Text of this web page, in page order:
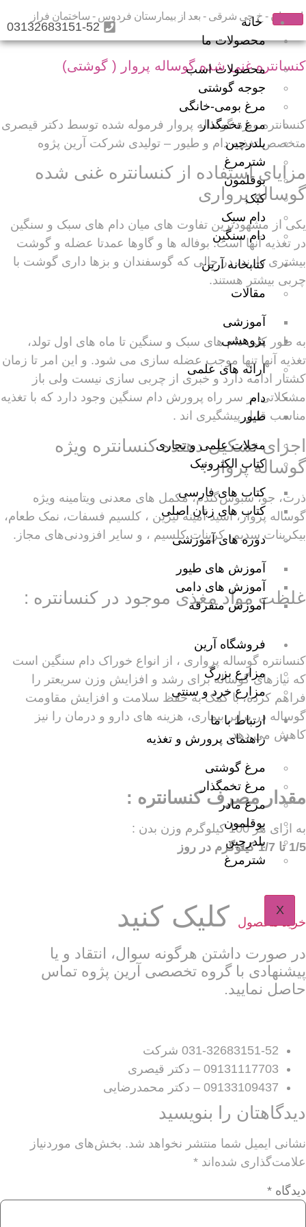
اصفهان - خ جی شرقی - بعد از بیمارستان فردوس - ساختمان فراز
03132683151-52
خانه
محصولات ما
محصولات اسب
جوجه گوشتی
مرغ بومی-خانگی
مرغ تخمگذار
بلدرچین
شترمرغ
بوقلمون
کبک
دام سبک
دام سنگین
کتابخانه آرین
مقالات
آموزشی
پژوهشی
ارائه های علمی
دام
طیور
مجلات علمی و تجاری
کتاب الکترونیک
کتاب های فارسی
کتاب های زبان اصلی
دوره های آموزشی
آموزش های طیور
آموزش های دامی
آموزش متفرقه
فروشگاه آرین
مزارع بزرگ
مزارع خرد و سنتی
ارتباط با ما
راهنمای پرورش و تغذیه
مرغ گوشتی
مرغ تخمگذار
مرغ مادر
بوقلمون
بلدرچین
شترمرغ
X
کنسانتره غنی شده گوساله پروار ( گوشتی)
کنسانتره ویژه گوساله پروار فرموله شده توسط دکتر قیصری
متخصص تغذیه دام و طیور – تولیدی شرکت آرین پژوه
مزایای استفاده از کنسانتره غنی شده
گوساله پرواری
یکی از مشهودترین تفاوت های میان دام های سبک و سنگین
در تغذیه آنها است. بوفاله ها و گاوها عمدتا عضله و گوشت
بیشتری دارند، در حالی که گوسفندان و بزها داری گوشت با
چربی بیشتر هستند.
به طور کلی دام های سبک و سنگین تا ماه های اول تولد،
تغذیه آنها تنها موجب عضله سازی می شود. و این امر تا زمان
کشتار ادامه دارد و خبری از چربی سازی نیست ولی باز
مشکلاتی بر سر راه پرورش دام سنگین وجود دارد که با تغذیه
مناسب قابل پیشگیری اند .
اجزای تشکیل دهنده کنسانتره ویژه
گوساله پروار :
ذرت، جو، سبوس‌گندم، مکمل های معدنی ویتامینه ویژه
گوساله پروار، اسید آمینه لیزین ، کلسیم فسفات، نمک طعام،
بیکربنات سدیم، کربنات کلسیم ، و سایر افزودنی‌های مجاز.
غلظت مواد مغذی موجود در کنسانتره :
کنسانتره گوساله پرواری ، از انواع خوراک دام سنگین است
که نیازهای گوساله برای رشد و افزایش وزن سریعتر را
فراهم کرده، با کمک به حفظ سلامت و افزایش مقاومت
گوساله در برابر بیماری، هزینه های دارو و درمان را نیز
کاهش می دهد.
مقدار مصرف کنسانتره :
به ازای هر 100 کیلوگرم وزن بدن :
1/5 تا 1/7 کیلوگرم در روز
خرید محصول کلیک کنید
در صورت داشتن هرگونه سوال‌، انتقاد و یا
پیشنهادی با گروه تخصصی آرین پژوه تماس
حاصل نمایید.
031-32683151-52 شرکت
09131117703 – دکتر قیصری
09133109437 – دکتر محمدرضایی
دیدگاهتان را بنویسید
نشانی ایمیل شما منتشر نخواهد شد. بخش‌های موردنیاز
علامت‌گذاری شده‌اند *
دیدگاه *